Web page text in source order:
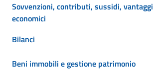
Sovvenzioni, contributi, sussidi, vantaggi
economici
Bilanci
Beni immobili e gestione patrimonio